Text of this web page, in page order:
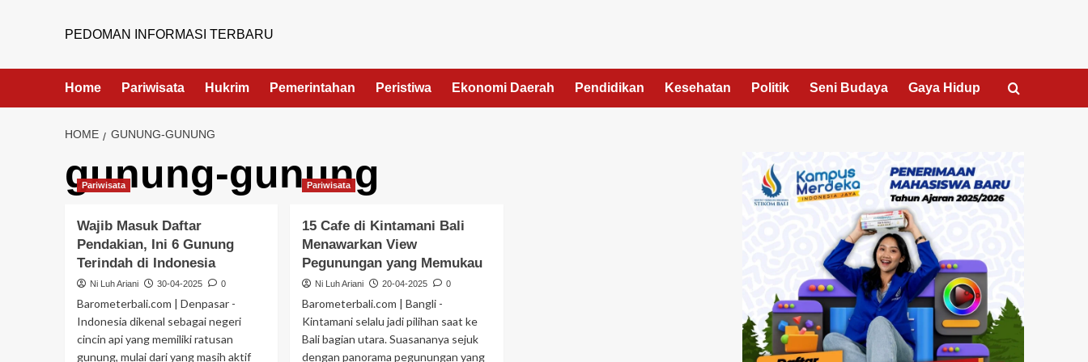
PEDOMAN INFORMASI TERBARU
Home Pariwisata Hukrim Pemerintahan Peristiwa Ekonomi Daerah Pendidikan Kesehatan Politik Seni Budaya Gaya Hidup
HOME GUNUNG-GUNUNG
gunung-gunung
Pariwisata
Wajib Masuk Daftar
Pendakian, Ini 6 Gunung
Terindah di Indonesia
Ni Luh Ariani 30-04-2025 0
Barometerbali.com | Denpasar -
Indonesia dikenal sebagai negeri
cincin api yang memiliki ratusan
gunung, mulai dari yang masih aktif
Pariwisata
15 Cafe di Kintamani Bali
Menawarkan View
Pegunungan yang Memukau
Ni Luh Ariani 20-04-2025 0
Barometerbali.com | Bangli -
Kintamani selalu jadi pilihan saat ke
Bali bagian utara. Suasananya sejuk
dengan panorama pegunungan yang